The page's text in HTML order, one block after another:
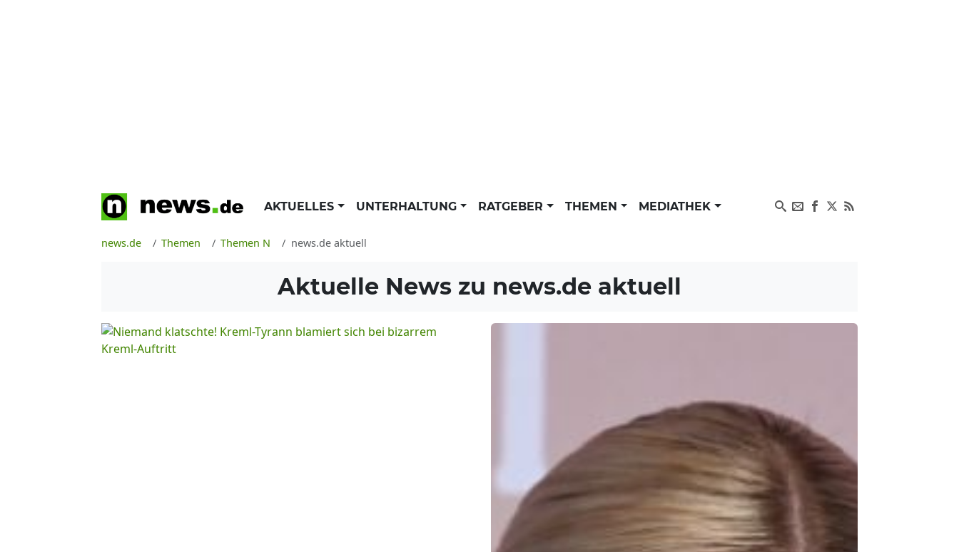
AKTUELLES UNTERHALTUNG RATGEBER THEMEN MEDIATHEK
news.de Themen Themen N news.de aktuell
Aktuelle News zu news.de aktuell